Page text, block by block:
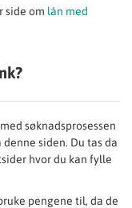
side om lån med
søknadsprosessen
siden. Du tas da
hvor du kan fylle
pengene til, da de